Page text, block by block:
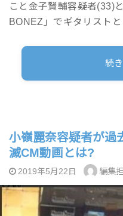
こと金子賢輔容疑者(33)
BONEZ」でギタリスト
続
小嶺麗奈容疑者が過
滅CM動画とは?
2019年5月22日 編集